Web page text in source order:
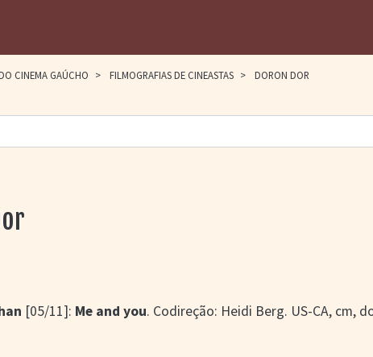
CINEMA GAÚCHO > FILMOGRAFIAS DE CINEASTAS > DORON DOR
[05/11]: Me and you. Codireção: Heidi Berg. US-CA, cm,